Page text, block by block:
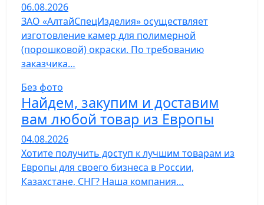
06.08.2026
ЗАО «АлтайСпецИзделия» осуществляет
изготовление камер для полимерной
(порошковой) окраски. По требованию
заказчика…
Без фото
Найдем, закупим и доставим
вам любой товар из Европы
04.08.2026
Хотите получить доступ к лучшим товарам из
Европы для своего бизнеса в России,
Казахстане, СНГ? Наша компания…